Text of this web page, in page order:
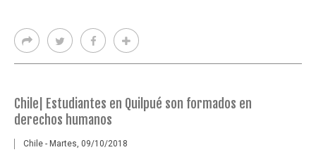
Chile| Estudiantes en Quilpué son formados en
derechos humanos
Chile - Martes, 09/10/2018